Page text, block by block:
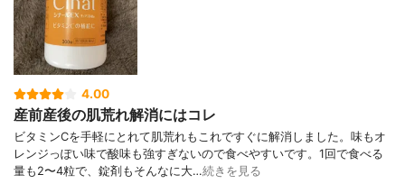
4.00
産前産後の肌荒れ解消にはコレ
ビタミンCを手軽にとれて肌荒れもこれですぐに解消しました。味もオ
レンジっぽい味で酸味も強すぎないので食べやすいです。1回で食べる
量も2〜4粒で、錠剤もそんなに大…続きを見る